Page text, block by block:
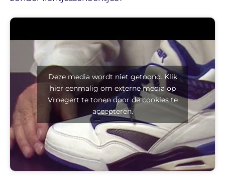
Deze media wordt niet getoond. Klik
hier eenmalig om externe media op
Vroegert te tonen door de cookies te
accepteren.